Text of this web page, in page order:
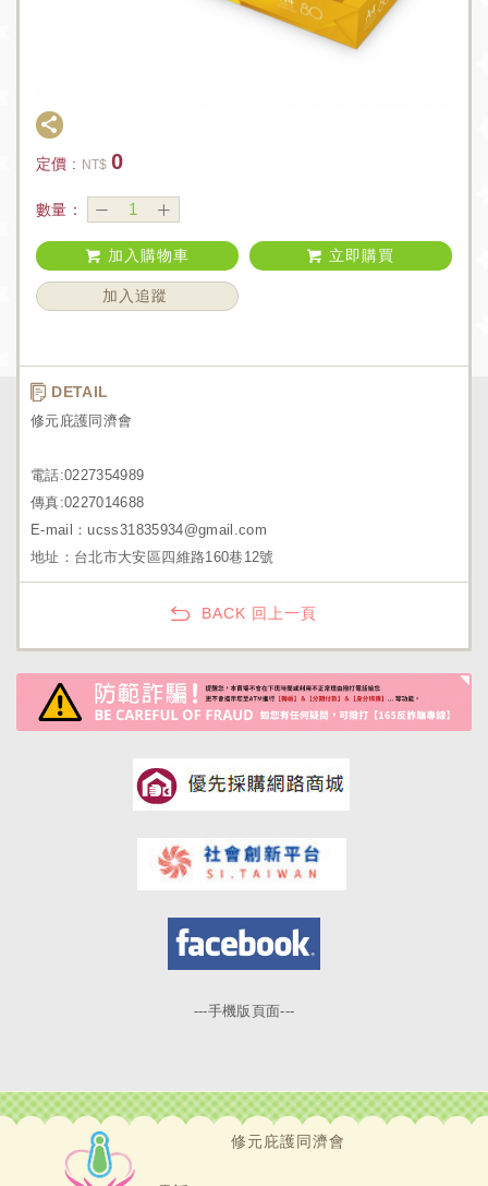
定價 : NT$ 0
數量：
加入購物車 立即購買
加入追蹤
DETAIL
修元庇護同濟會
電話:0227354989
傳真:0227014688
E-mail：ucss31835934@gmail.com
地址：台北市大安區四維路160巷12號
BACK 回上一頁
---手機版頁面---
修元庇護同濟會